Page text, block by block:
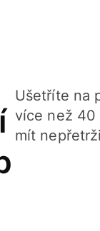
Ušetříte na
více než 40
mít